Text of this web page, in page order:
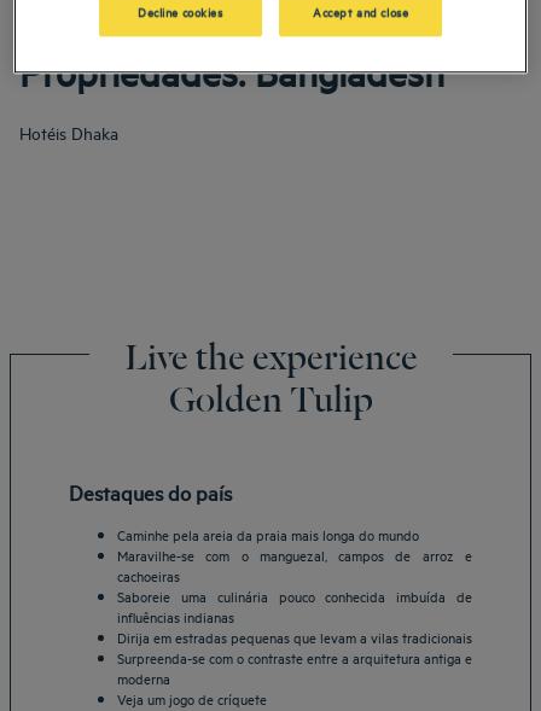
Propriedades: Bangladesh
Hotéis Dhaka
Live the experience
Golden Tulip
Destaques do país
Caminhe pela areia da praia mais longa do mundo
Maravilhe-se com o manguezal, campos de arroz e
cachoeiras
Saboreie uma culinária pouco conhecida imbuída de
influências indianas
Dirija em estradas pequenas que levam a vilas tradicionais
Surpreenda-se com o contraste entre a arquitetura antiga e
moderna
Veja um jogo de críquete
Decline cookies Accept and close